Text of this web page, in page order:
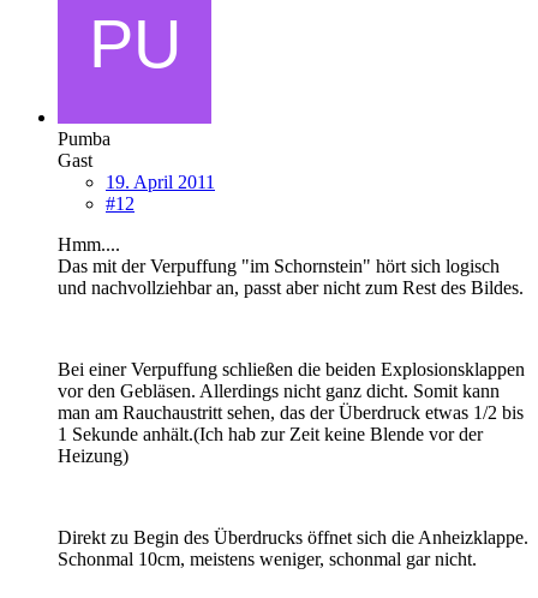
Pumba
Gast
19. April 2011
#12
Hmm....
Das mit der Verpuffung "im Schornstein" hört sich logisch
und nachvollziehbar an, passt aber nicht zum Rest des Bildes.
Bei einer Verpuffung schließen die beiden Explosionsklappen
vor den Gebläsen. Allerdings nicht ganz dicht. Somit kann
man am Rauchaustritt sehen, das der Überdruck etwas 1/2 bis
1 Sekunde anhält.(Ich hab zur Zeit keine Blende vor der
Heizung)
Direkt zu Begin des Überdrucks öffnet sich die Anheizklappe.
Schonmal 10cm, meistens weniger, schonmal gar nicht.